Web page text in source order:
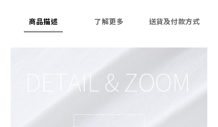
商品描述 了解更多 送貨及付款方式